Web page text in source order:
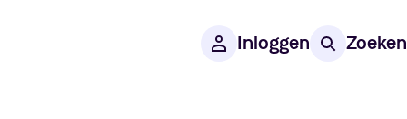
Inloggen Zoeken